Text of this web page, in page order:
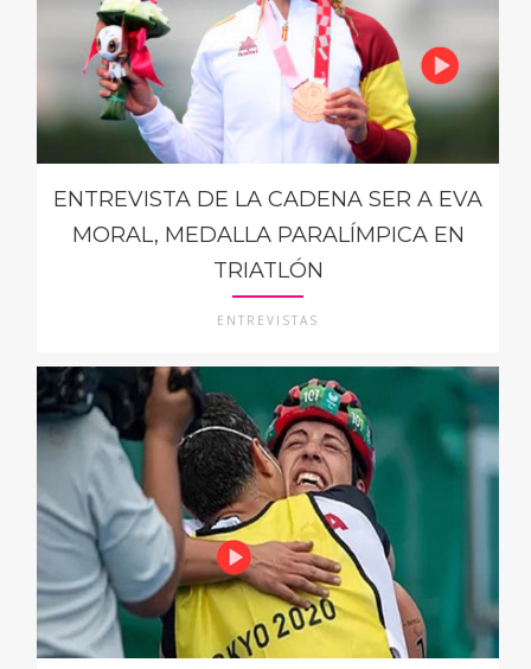
ENTREVISTA DE LA CADENA SER A EVA
MORAL, MEDALLA PARALÍMPICA EN
TRIATLÓN
ENTREVISTAS